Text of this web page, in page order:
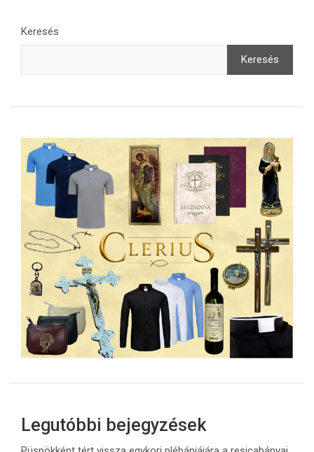
Keresés
Keresés
Legutóbbi bejegyzések